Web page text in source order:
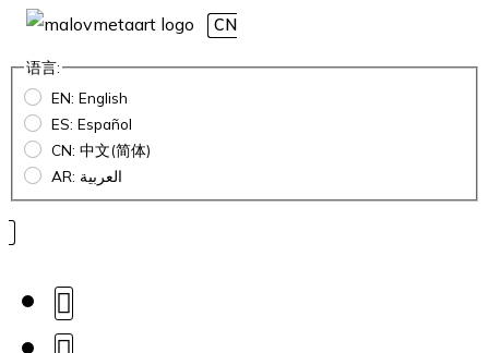
CN
语言:
EN: English
ES: Español
CN: 中文(简体)
AR: العربية